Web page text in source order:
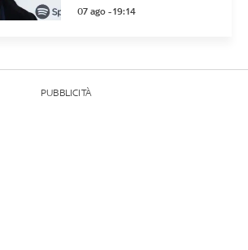
07 ago - 19:14
PUBBLICITÀ